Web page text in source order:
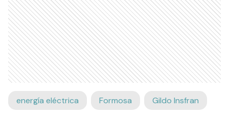
energía eléctrica Formosa Gildo Insfran